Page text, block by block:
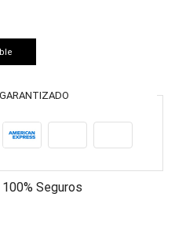
GARANTIZADO
100% Seguros